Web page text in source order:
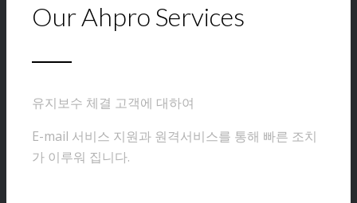
Our Ahpro Services
유지보수 체결 고객에 대하여
E-mail 서비스 지원과 원격서비스를 통해 빠른 조치
가 이루워 집니다.